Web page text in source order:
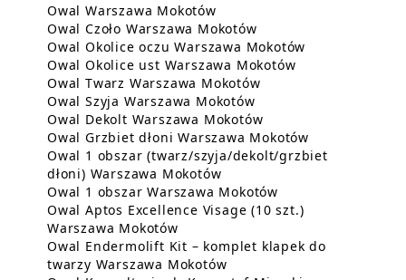
Zabiegi dla Owal Warszawa Mokotów
Owal Warszawa MokotówDowiedz się więcej o Owal
Owal Czoło Warszawa MokotówDowiedz się więcej o
Owal Okolice oczu Warszawa Mokotów
Owal Okolice ust Warszawa MokotówDowiedz się
Owal Twarz Warszawa MokotówDowiedz się więcej o
Owal Szyja Warszawa MokotówDowiedz się więcej o
Owal Dekolt Warszawa MokotówDowiedz się więcej
Owal Grzbiet dłoni Warszawa Mokotów
Owal 1 obszar (twarz/szyja/dekolt/grzbiet
dłoni) Warszawa MokotówDowiedz się więcej o
Owal 1 obszar Warszawa Mokotów
Owal Aptos Excellence Visage (10 szt.)
Warszawa MokotówDowiedz się więcej o Owal Aptos
Owal Endermolift Kit – komplet klapek do
twarzy Warszawa MokotówDowiedz się więcej o